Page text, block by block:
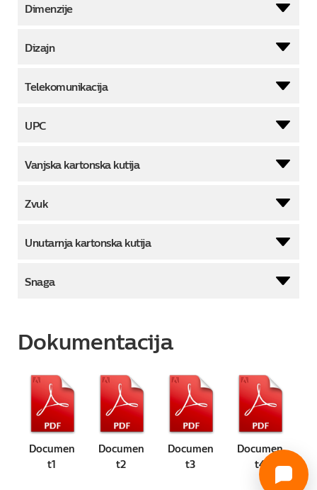
Dimenzije
Dizajn
Telekomunikacija
UPC
Vanjska kartonska kutija
Zvuk
Unutarnja kartonska kutija
Snaga
Dokumentacija
Documen
t1
Documen
t2
Documen
t3
Documen
t4